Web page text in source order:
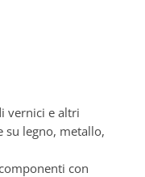
vernici e altri
su legno, metallo,
con